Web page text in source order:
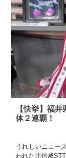
【快挙】福
体２連覇！
うれしいニュー
われた北信越